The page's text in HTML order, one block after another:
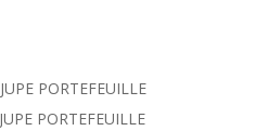
JUPE PORTEFEUILLE
JUPE PORTEFEUILLE